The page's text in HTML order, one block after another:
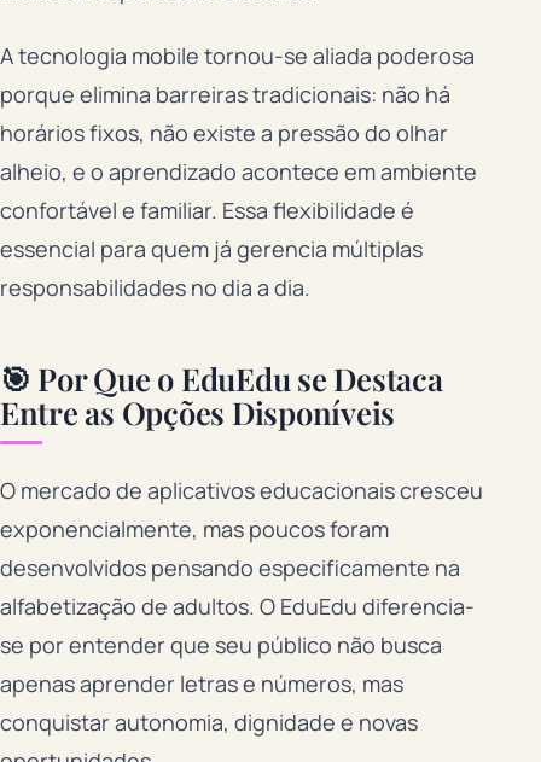
A tecnologia mobile tornou-se aliada poderosa
porque elimina barreiras tradicionais: não há
horários fixos, não existe a pressão do olhar
alheio, e o aprendizado acontece em ambiente
confortável e familiar. Essa flexibilidade é
essencial para quem já gerencia múltiplas
responsabilidades no dia a dia.
🎯 Por Que o EduEdu se Destaca
Entre as Opções Disponíveis
O mercado de aplicativos educacionais cresceu
exponencialmente, mas poucos foram
desenvolvidos pensando especificamente na
alfabetização de adultos. O EduEdu diferencia-
se por entender que seu público não busca
apenas aprender letras e números, mas
conquistar autonomia, dignidade e novas